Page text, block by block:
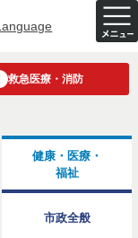
救急医療・消防
健康・医療・
福祉
市政全般